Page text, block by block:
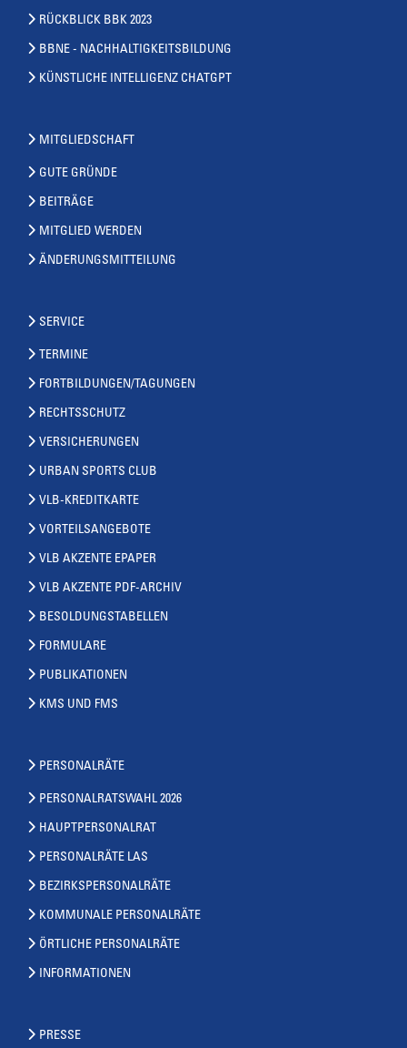
RÜCKBLICK BBK 2023
BBNE - NACHHALTIGKEITSBILDUNG
KÜNSTLICHE INTELLIGENZ CHATGPT
MITGLIEDSCHAFT
GUTE GRÜNDE
BEITRÄGE
MITGLIED WERDEN
ÄNDERUNGSMITTEILUNG
SERVICE
TERMINE
FORTBILDUNGEN/TAGUNGEN
RECHTSSCHUTZ
VERSICHERUNGEN
URBAN SPORTS CLUB
VLB-KREDITKARTE
VORTEILSANGEBOTE
VLB AKZENTE EPAPER
VLB AKZENTE PDF-ARCHIV
BESOLDUNGSTABELLEN
FORMULARE
PUBLIKATIONEN
KMS UND FMS
PERSONALRÄTE
PERSONALRATSWAHL 2026
HAUPTPERSONALRAT
PERSONALRÄTE LAS
BEZIRKSPERSONALRÄTE
KOMMUNALE PERSONALRÄTE
ÖRTLICHE PERSONALRÄTE
INFORMATIONEN
PRESSE